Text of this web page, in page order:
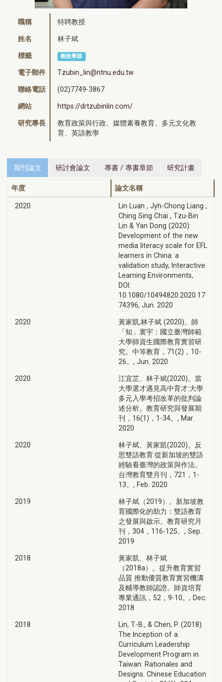
職稱 特聘教授
姓名 林子斌
標籤 教政學群
電子郵件 Tzubin_lin@ntnu.edu.tw
聯絡電話 (02)7749-3867
網站 https://drtzubinlin.com/
研究專長
教育政策與行政、媒體素養教育、多元文化教
育、英語教學
期刊論文 研討會論文 專書 / 專書章節 研究計畫
年度 論文名稱
2020
Lin Luan , Jyh-Chong Liang ,
Ching Sing Chai , Tzu-Bin
Lin & Yan Dong (2020):
Development of the new
media literacy scale for EFL
learners in China: a
validation study, Interactive
Learning Environments,
DOI:
10.1080/10494820.2020.17
74396, Jun. 2020
2020
黃家凱,林子斌 (2020)。師
「知」寰宇：國立臺灣師範
大學師資生國際教育實習研
究。中等教育，71(2)，10-
26。, Jun. 2020
2020
江宜芷、林子斌(2020)。當
大學選才遇見高中育才:大學
多元入學考招改革的批判論
述分析。教育研究與發展期
刊，16(1)，1-34。, Mar.
2020
2020
林子斌、黃家凱(2020)。反
思雙語教育:從新加坡的雙語
經驗看臺灣的政策與作法。
台灣教育雙月刊，721，1-
13。, Feb. 2020
2019
林子斌（2019）。新加坡教
育國際化的助力：雙語教育
之發展與啟示。教育研究月
刊，304，116-125。, Sep.
2019
2018
黃家凱、林子斌
（2018a）。提升教育實習
品質 推動優質教育實習機溝
及輔導教師認證。師資培育
專業通訊，52，9-10。, Dec.
2018
2018
Lin, T.-B., & Chen, P. (2018).
The Inception of a
Curriculum Leadership
Development Program in
Taiwan: Rationales and
Designs. Chinese Education